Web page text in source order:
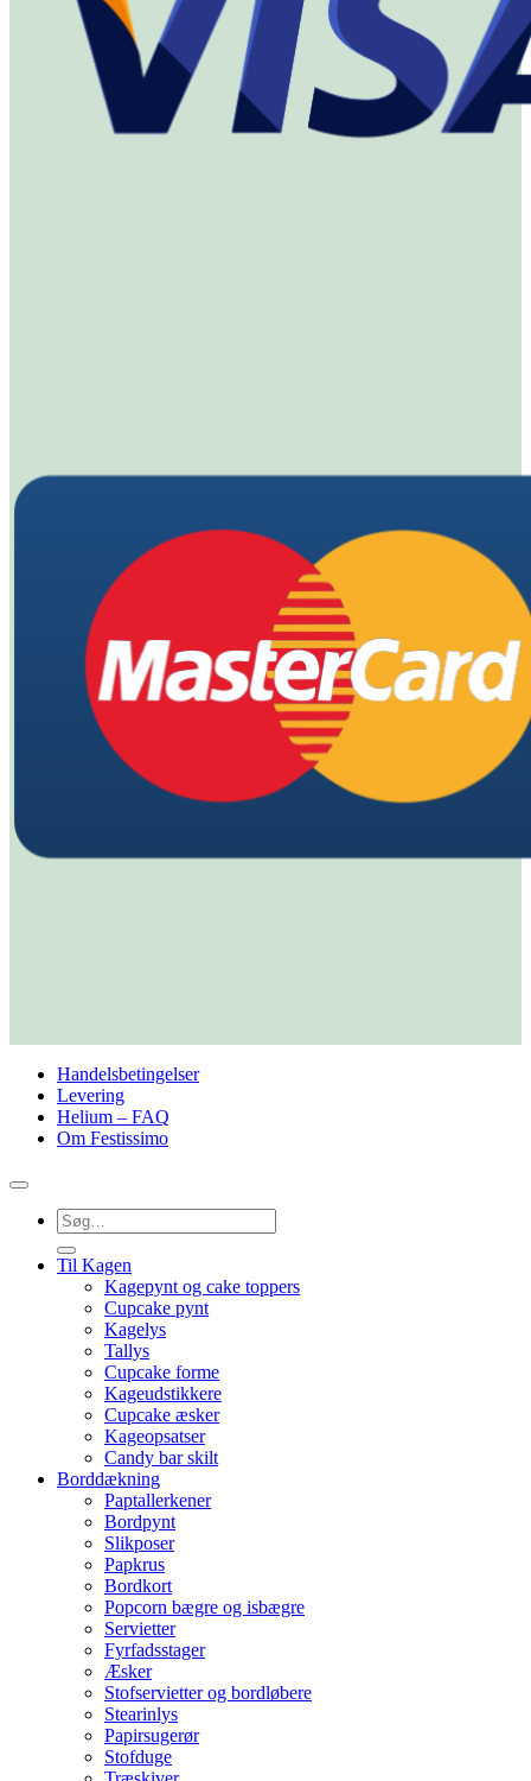
Handelsbetingelser
Levering
Helium – FAQ
Om Festissimo
Søg
efter:
Til Kagen
Kagepynt og cake toppers
Cupcake pynt
Kagelys
Tallys
Cupcake forme
Kageudstikkere
Cupcake æsker
Kageopsatser
Candy bar skilt
Borddækning
Paptallerkener
Bordpynt
Slikposer
Papkrus
Bordkort
Popcorn bægre og isbægre
Servietter
Fyrfadsstager
Æsker
Stofservietter og bordløbere
Stearinlys
Papirsugerør
Stofduge